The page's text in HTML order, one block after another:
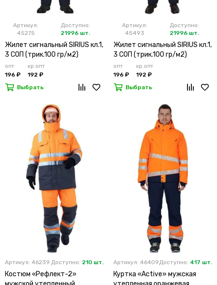
Артикул:
45275
Доступно:
21996 шт.
Жилет сигнальный SIRIUS кл.1,
3 СОП (трик.100 гр/м2)
лимонный
опт
196 ₽
кр.опт
192 ₽
Выбрать
Артикул:
45493
Доступно:
21996 шт.
Жилет сигнальный SIRIUS кл.1,
3 СОП (трик.100 гр/м2)
оранжевый
опт
196 ₽
кр.опт
192 ₽
Выбрать
Артикул: 46239 Доступно: 210 шт.
Костюм «Рефлект-2»
Артикул: 46409Доступно: 417 шт.
Куртка «Active» мужская